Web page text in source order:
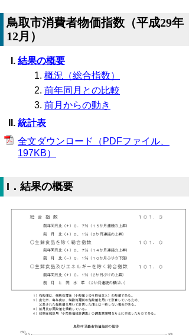
鳥取市消費者物価指数（平成29年
12月）
結果の概要
概況（総合指数）
前年同月との比較
前月からの動き
統計表
全文ダウンロード（PDFファイル、
197KB）
I．結果の概要